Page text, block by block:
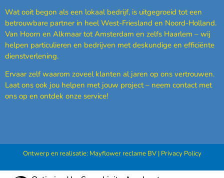
Wat ooit begon als een lokaal bedrijf, is uitgegroeid tot een
betrouwbare partner in heel West-Friesland en Noord-Holland.
Van Hoorn en Alkmaar tot Amsterdam en zelfs Haarlem – wij
helpen particulieren en bedrijven met deskundige en efficiënte
dienstverlening.
Ervaar zelf waarom zoveel klanten al jaren op ons vertrouwen.
Laat ons ook jou helpen met jouw project – neem contact met
ons op en ontdek onze service!
Ontwerp en realisatie: Mayflower reclame BV| Privacy Policy